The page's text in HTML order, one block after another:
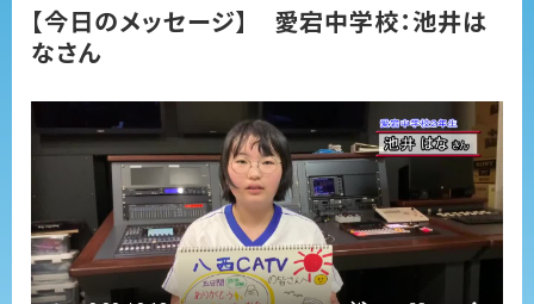
【今日のメッセージ】 愛宕中学校：池井は
なさん